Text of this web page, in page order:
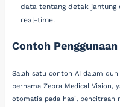
data tentang detak jantung
real-time.
Contoh Penggunaan
Salah satu contoh AI dalam
bernama Zebra Medical Vision,
otomatis pada hasil pencitraan